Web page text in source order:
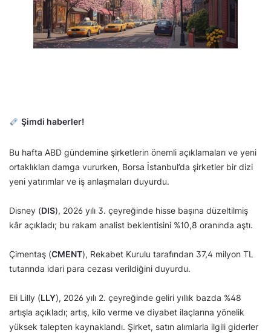
Şimdi haberler!
Bu hafta ABD gündemine şirketlerin önemli açıklamaları ve yeni
ortaklıkları damga vururken, Borsa İstanbul’da şirketler bir dizi
yeni yatırımlar ve iş anlaşmaları duyurdu.
Disney (DIS), 2026 yılı 3. çeyreğinde hisse başına düzeltilmiş
kâr açıkladı; bu rakam analist beklentisini %10,8 oranında aştı.
Çimentaş (CMENT), Rekabet Kurulu tarafından 37,4 milyon TL
tutarında idari para cezası verildiğini duyurdu.
Eli Lilly (LLY), 2026 yılı 2. çeyreğinde geliri yıllık bazda %48
artışla açıkladı; artış, kilo verme ve diyabet ilaçlarına yönelik
yüksek talepten kaynaklandı. Şirket, satın alımlarla ilgili giderler